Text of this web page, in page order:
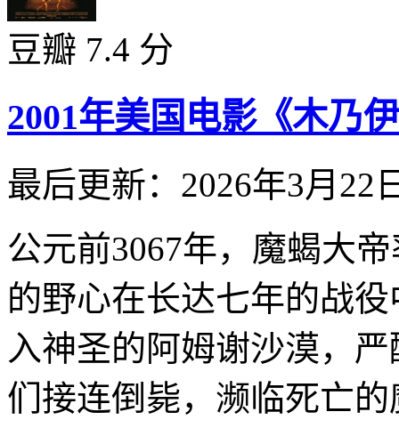
豆瓣 7.4 分
2001年美国电影《木乃
最后更新：2026年3月22
公元前3067年，魔蝎大
的野心在长达七年的战
入神圣的阿姆谢沙漠，
们接连倒毙，濒临死亡